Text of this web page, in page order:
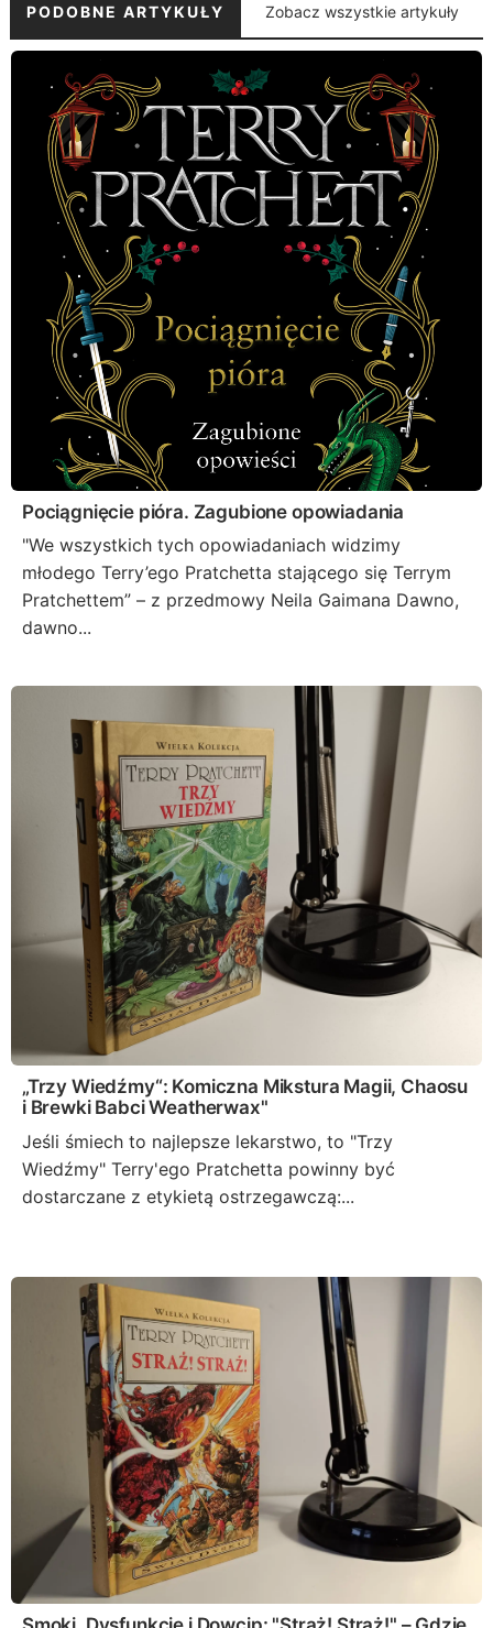
PODOBNE ARTYKUŁY Zobacz wszystkie artykuły
Pociągnięcie pióra. Zagubione opowiadania
"We wszystkich tych opowiadaniach widzimy
młodego Terry’ego Pratchetta stającego się Terrym
Pratchettem” – z przedmowy Neila Gaimana Dawno,
dawno...
„Trzy Wiedźmy“: Komiczna Mikstura Magii, Chaosu
i Brewki Babci Weatherwax"
Jeśli śmiech to najlepsze lekarstwo, to "Trzy
Wiedźmy" Terry'ego Pratchetta powinny być
dostarczane z etykietą ostrzegawczą:...